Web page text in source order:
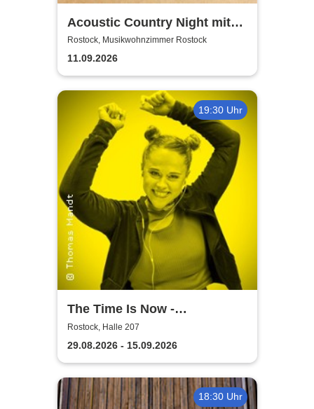
Acoustic Country Night mit
Alina Sebastian & David
Tarakona | Musikwohnzimmer
Rostock
Rostock, Musikwohnzimmer Rostock
11.09.2026
19:30 Uhr
The Time Is Now -
Volkstheater Rostock
Rostock, Halle 207
29.08.2026 - 15.09.2026
18:30 Uhr